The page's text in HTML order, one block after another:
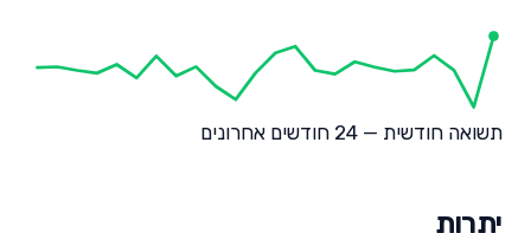
תשואה חודשית — 24 חודשים אחרונים
יתרות